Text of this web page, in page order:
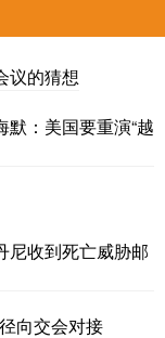
议的猜想
：美国要重演“越
尼收到死亡威胁邮
向交会对接